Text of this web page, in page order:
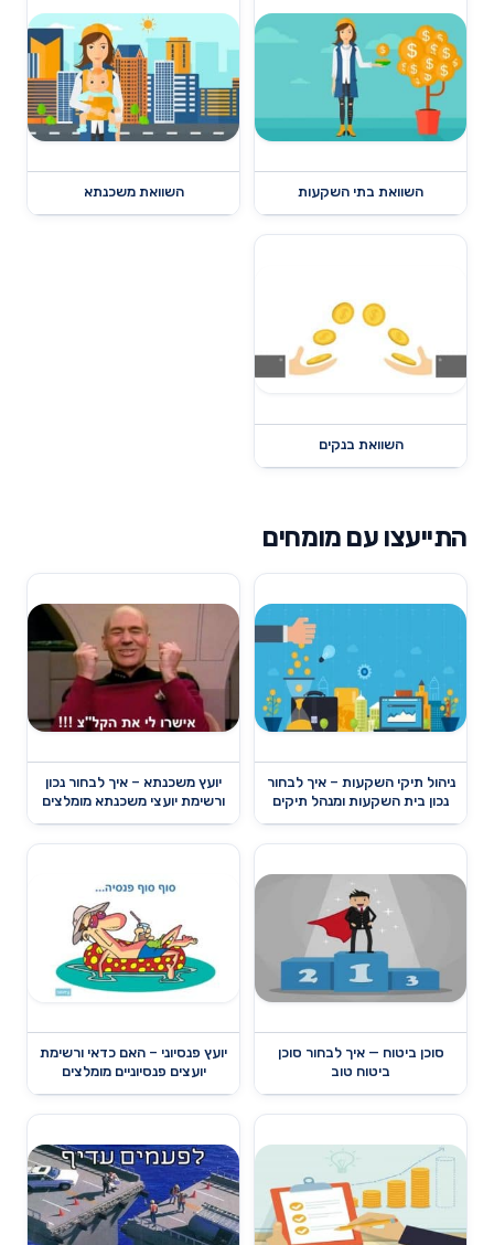
השוואת בתי השקעות השוואת משכנתא
השוואת בנקים
התייעצו עם מומחים
ניהול תיקי השקעות – איך לבחור
נכון בית השקעות ומנהל תיקים
יועץ משכנתא – איך לבחור נכון
ורשימת יועצי משכנתא מומלצים
סוכן ביטוח — איך לבחור סוכן
ביטוח טוב
יועץ פנסיוני – האם כדאי ורשימת
יועצים פנסיוניים מומלצים